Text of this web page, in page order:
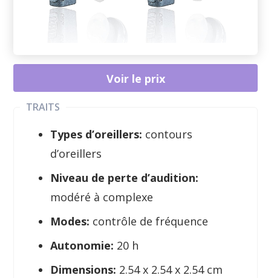
TRAITS
Types d’oreillers: contours
d’oreillers
Niveau de perte d’audition:
modéré à complexe
Modes: contrôle de fréquence
Autonomie: 20 h
Dimensions: 2.54 x 2.54 x 2.54 cm
Voir le prix